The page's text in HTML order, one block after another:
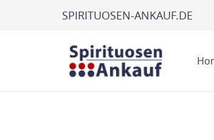
SPIRITUOSEN-ANKAUF.DE